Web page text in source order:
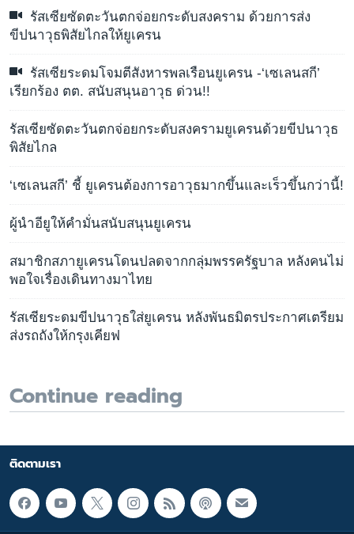
รัสเซียซัดตะวันตกจ่อยกระดับสงคราม ด้วยการส่ง
ขีปนาวุธพิสัยไกลให้ยูเครน
รัสเซียระดมโจมตีสังหารพลเรือนยูเครน -‘เซเลนสกี’
เรียกร้อง ตต. สนับสนุนอาวุธ ด่วน!!
รัสเซียซัดตะวันตกจ่อยกระดับสงครามยูเครนด้วยขีปนาวุธ
พิสัยไกล
‘เซเลนสกี’ ชี้ ยูเครนต้องการอาวุธมากขึ้นและเร็วขึ้นกว่านี้!
ผู้นำอียูให้คำมั่นสนับสนุนยูเครน
สมาชิกสภายูเครนโดนปลดจากกลุ่มพรรครัฐบาล หลังคนไม่
พอใจเรื่องเดินทางมาไทย
รัสเซียระดมขีปนาวุธใส่ยูเครน หลังพันธมิตรประกาศเตรียม
ส่งรถถังให้กรุงเคียฟ
Continue reading
ติดตามเรา